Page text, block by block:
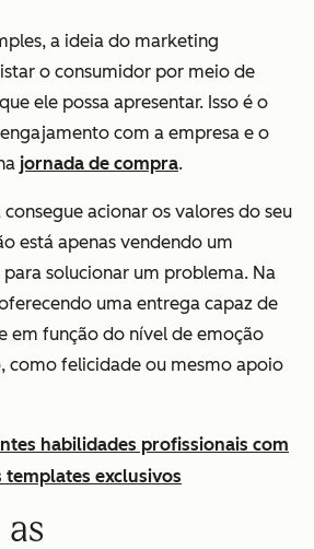
a ideia do marketing
o consumidor por meio de
ele possa apresentar. Isso é o
com a empresa e o
jornada de compra.
acionar os valores do seu
está apenas vendendo um
solucionar um problema. Na
uma entrega capaz de
em função do nível de emoção
como felicidade ou mesmo apoio
habilidades profissionais com
templates exclusivos